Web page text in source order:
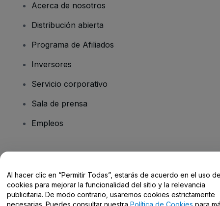
Acerca de nosotros
Distribución abierta
Programa de Afiliados
Inversores
Servicio corporativo
Sala de prensa
Empleos
Centro de Ayuda / Contacto
Al hacer clic en “Permitir Todas”, estarás de acuerdo en el uso
cookies para mejorar la funcionalidad del sitio y la relevancia
publicitaria. De modo contrario, usaremos cookies estrictamente
necesarias. Puedes consultar nuestra Política de Cookies para